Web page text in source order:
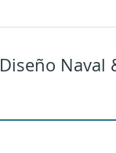
Diseño Naval